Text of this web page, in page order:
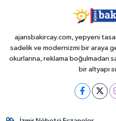
ajansbakircay.com, yepyeni
sadelik ve modernizmi bir araya
okurlarına, reklama boğulmadan
bir altyapı